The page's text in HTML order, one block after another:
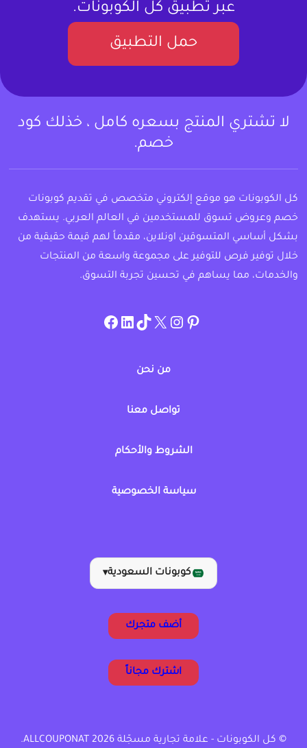
عبر تطبيق كل الكوبونات.
حمل التطبيق
لا تشتري المنتج بسعره كامل ، خذلك كود
خصم.
كل الكوبونات هو موقع إلكتروني متخصص في تقديم كوبونات
خصم وعروض تسوق للمستخدمين في العالم العربي. يستهدف
بشكل أساسي المتسوقين اونلاين، مقدماً لهم قيمة حقيقية من
خلال توفير فرص للتوفير على مجموعة واسعة من المنتجات
والخدمات، مما يساهم في تحسين تجربة التسوق.
pinterest
allcouponat
twitter
TikTok
linkedin
facebook
من نحن
تواصل معنا
الشروط والأحكام
سياسة الخصوصية
كوبونات السعودية▾
أضف متجرك
اشترك مجاناً
© كل الكوبونات - علامة تجارية مسجّلة ALLCOUPONAT 2026.